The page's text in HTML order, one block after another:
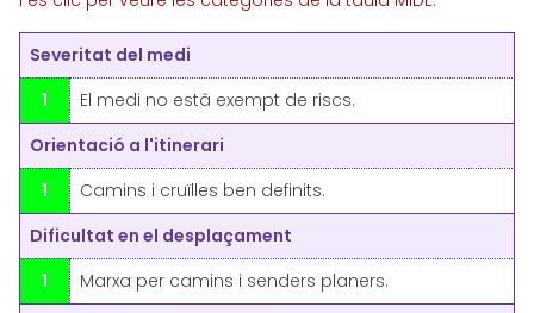
Severitat del medi
1
El medi no està exempt de riscs.
Orientació a l'itinerari
1
Camins i cruïlles ben definits.
Dificultat en el desplaçament
1
Marxa per camins i senders planers.